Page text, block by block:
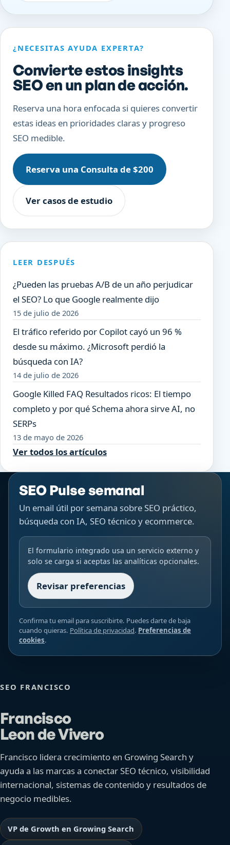
¿NECESITAS AYUDA EXPERTA?
Convierte estos insights
SEO en un plan de acción.
Reserva una hora enfocada si quieres convertir
estas ideas en prioridades claras y progreso
SEO medible.
Reserva una Consulta de $200
Ver casos de estudio
LEER DESPUÉS
¿Pueden las pruebas A/B de un año perjudicar
el SEO? Lo que Google realmente dijo
15 de julio de 2026
El tráfico referido por Copilot cayó un 96 %
desde su máximo. ¿Microsoft perdió la
búsqueda con IA?
14 de julio de 2026
Google Killed FAQ Resultados ricos: El tiempo
completo y por qué Schema ahora sirve AI, no
SERPs
13 de mayo de 2026
Ver todos los artículos
SEO Pulse semanal
Un email útil por semana sobre SEO práctico,
búsqueda con IA, SEO técnico y ecommerce.
El formulario integrado usa un servicio externo y
solo se carga si aceptas las analíticas opcionales.
Revisar preferencias
Confirma tu email para suscribirte. Puedes darte de baja
cuando quieras. Política de privacidad. Preferencias de
cookies.
SEO FRANCISCO
Francisco
Leon de Vivero
Francisco lidera crecimiento en Growing Search y
ayuda a las marcas a conectar SEO técnico, visibilidad
internacional, sistemas de contenido y resultados de
negocio medibles.
VP de Growth en Growing Search